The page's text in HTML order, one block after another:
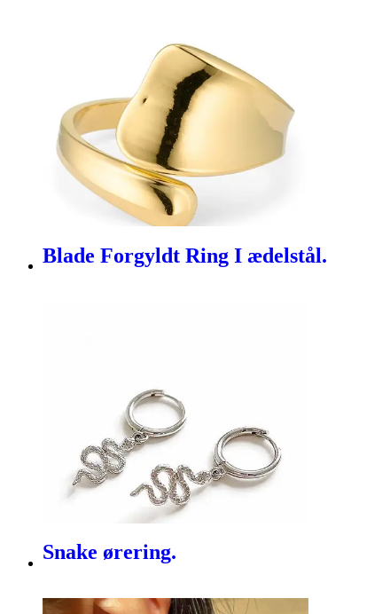
Blade Forgyldt Ring I ædelstål.
Snake ørering.